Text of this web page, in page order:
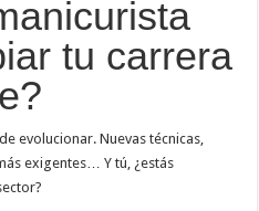
tu carrera
evolucionar. Nuevas técnicas,
exigentes… Y tú, ¿estás